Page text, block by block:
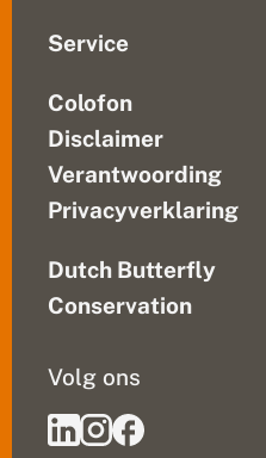
Service
Colofon
Disclaimer
Verantwoording
Privacyverklaring
Dutch Butterfly
Conservation
Volg ons